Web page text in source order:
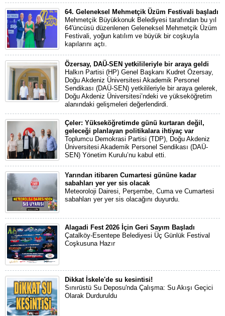
64. Geleneksel Mehmetçik Üzüm Festivali başladı
Mehmetçik Büyükkonuk Belediyesi tarafından bu yıl
64'üncüsü düzenlenen Geleneksel Mehmetçik Üzüm
Festivali, yoğun katılım ve büyük bir coşkuyla
kapılarını açtı.
Özersay, DAÜ-SEN yetkilileriyle bir araya geldi
Halkın Partisi (HP) Genel Başkanı Kudret Özersay,
Doğu Akdeniz Üniversitesi Akademik Personel
Sendikası (DAÜ-SEN) yetkilileriyle bir araya gelerek,
Doğu Akdeniz Üniversitesi’ndeki ve yükseköğretim
alanındaki gelişmeleri değerlendirdi.
Çeler: Yükseköğretimde günü kurtaran değil,
geleceği planlayan politikalara ihtiyaç var
Toplumcu Demokrasi Partisi (TDP), Doğu Akdeniz
Üniversitesi Akademik Personel Sendikası (DAÜ-
SEN) Yönetim Kurulu’nu kabul etti.
Yarından itibaren Cumartesi gününe kadar
sabahları yer yer sis olacak
Meteoroloji Dairesi, Perşembe, Cuma ve Cumartesi
sabahları yer yer sis olacağını duyurdu.
Alagadi Fest 2026 İçin Geri Sayım Başladı
Çatalköy-Esentepe Belediyesi Üç Günlük Festival
Coşkusuna Hazır
Dikkat İskele'de su kesintisi!
Sınırüstü Su Deposu'nda Çalışma: Su Akışı Geçici
Olarak Durduruldu